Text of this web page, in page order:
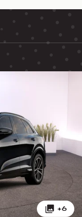
+6